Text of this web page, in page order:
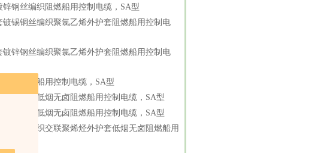
钢丝编织阻燃船用控制电缆，SA型
锡铜丝编织聚氯乙烯外护套阻燃船用控制电
锌钢丝编织聚氯乙烯外护套阻燃船用控制电
无卤阻燃船用控制电缆，SA型
丝编织低烟无卤阻燃船用控制电缆，SA型
丝编织低烟无卤阻燃船用控制电缆，SA型
铜丝编织交联聚烯烃外护套低烟无卤阻燃船用